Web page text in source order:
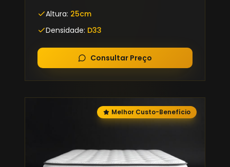
Altura: 25cm
Densidade: D33
Consultar Preço
Melhor Custo-Benefício